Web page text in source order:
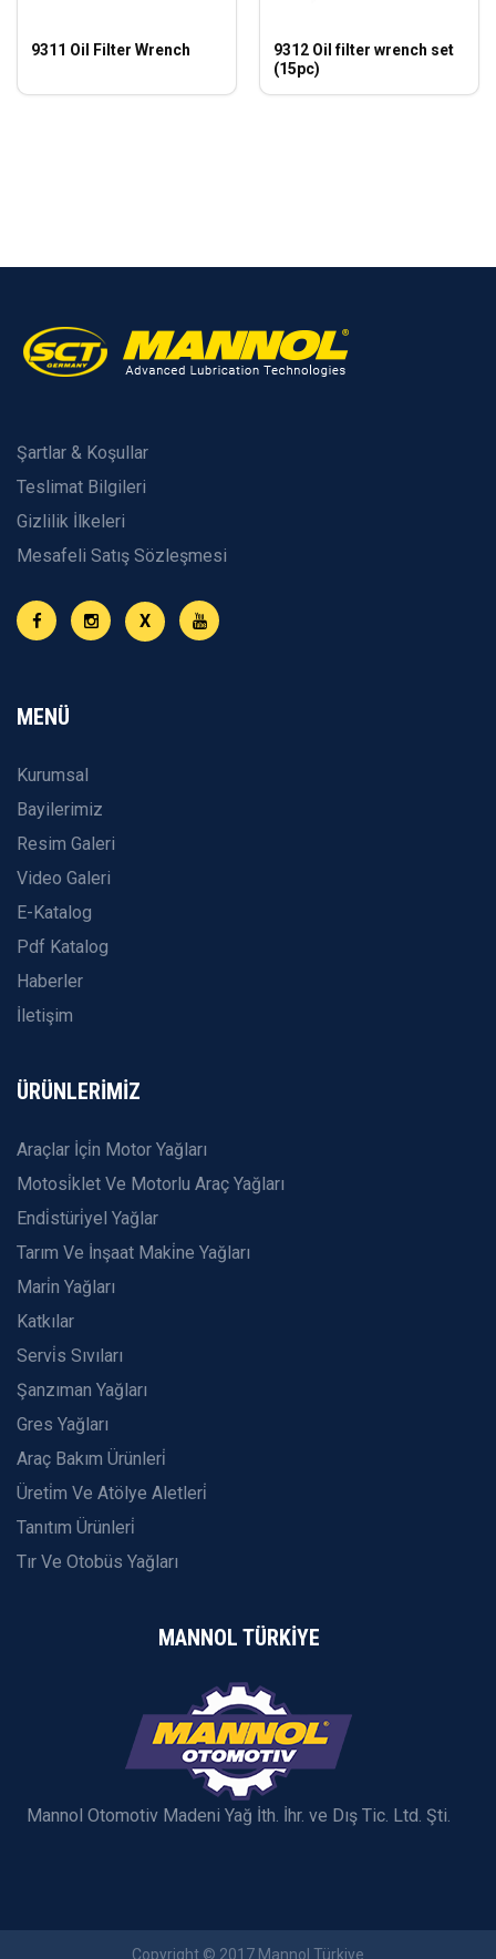
9311 Oil Filter Wrench
9312 Oil filter wrench set
(15pc)
Şartlar & Koşullar
Teslimat Bilgileri
Gizlilik İlkeleri
Mesafeli Satış Sözleşmesi
X
MENÜ
Kurumsal
Bayilerimiz
Resim Galeri
Video Galeri
E-Katalog
Pdf Katalog
Haberler
İletişim
ÜRÜNLERİMİZ
Araçlar İçi̇n Motor Yağları
Motosi̇klet Ve Motorlu Araç Yağları
Endi̇stüri̇yel Yağlar
Tarım Ve İnşaat Maki̇ne Yağları
Mari̇n Yağları
Katkılar
Servi̇s Sıvıları
Şanzıman Yağları
Gres Yağları
Araç Bakım Ürünleri̇
Üreti̇m Ve Atölye Aletleri̇
Tanıtım Ürünleri̇
Tır Ve Otobüs Yağları
MANNOL TÜRKİYE
Mannol Otomotiv Madeni Yağ İth. İhr. ve Dış Tic. Ltd. Şti.
Copyright © 2017 Mannol Türkiye